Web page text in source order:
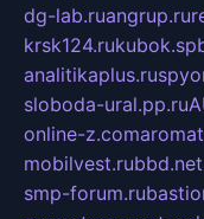
dg-lab.ruangrup.ru
krsk124.ru
analitikaplus.ru
sloboda-ural.pp.ru
online-z.com
mobilvest.ru
smp-forum.ru